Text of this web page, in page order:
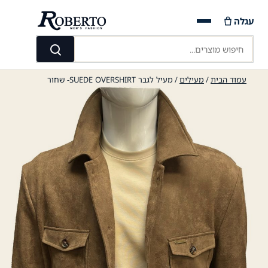
content
חיפוש מוצרים...
חיפוש
עגלה
עמוד הבית/ מעילים/ מעיל לגבר SUEDE OVERSHIRT- שחור